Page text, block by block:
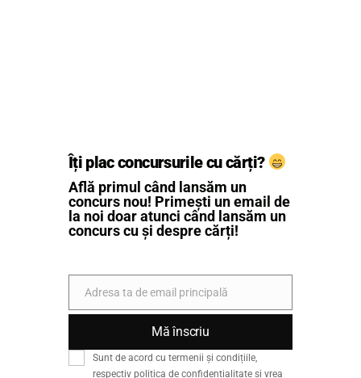
Îți plac concursurile cu cărți?
Află primul când lansăm un
concurs nou! Primești un email de
la noi doar atunci când lansăm un
concurs cu și despre cărți!
Email
Adresa ta de email principală
Mă înscriu
Sunt de acord cu termenii și condițiile,
respectiv politica de confidențialitate și vrea